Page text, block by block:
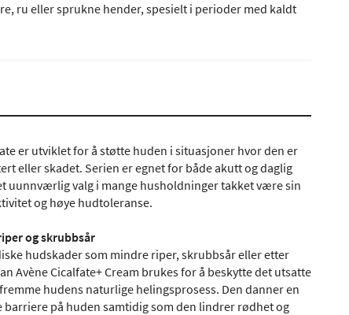
ru eller sprukne hender, spesielt i perioder med kaldt
er utviklet for å støtte huden i situasjoner hvor den er
eller skadet. Serien er egnet for både akutt og daglig
uunnværlig valg i mange husholdninger takket være sin
og høye hudtoleranse.
og skrubbsår
hudskader som mindre riper, skrubbsår eller etter
Avène Cicalfate+ Cream brukes for å beskytte det utsatte
hudens naturlige helingsprosess. Den danner en
barriere på huden samtidig som den lindrer rødhet og